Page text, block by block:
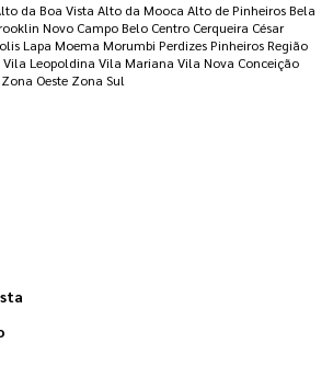
da Boa Vista Alto da Mooca Alto de Pinheiros Bela
Novo Campo Belo Centro Cerqueira César
Lapa Moema Morumbi Perdizes Pinheiros Região
Vila Leopoldina Vila Mariana Vila Nova Conceição
Zona Oeste Zona Sul